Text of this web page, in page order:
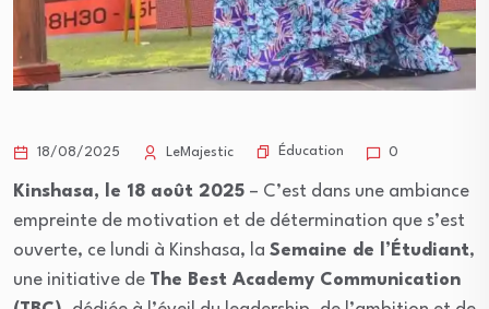
18/08/2025 LeMajestic Éducation 0
Kinshasa, le 18 août 2025 – C’est dans une ambiance
empreinte de motivation et de détermination que s’est
ouverte, ce lundi à Kinshasa, la Semaine de l’Étudiant,
une initiative de The Best Academy Communication